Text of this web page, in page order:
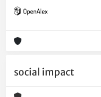
social impact